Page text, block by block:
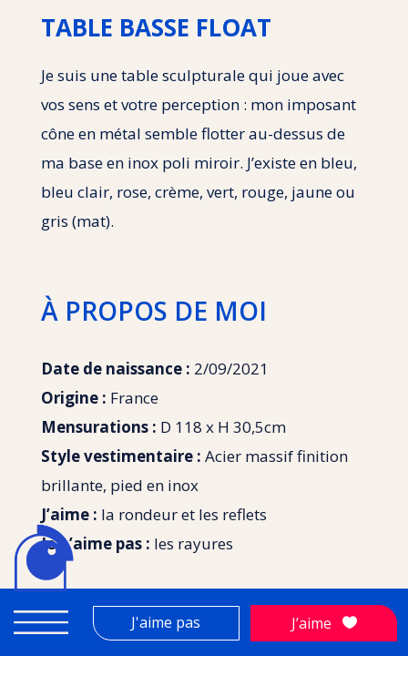
TABLE BASSE FLOAT
Je suis une table sculpturale qui joue avec
vos sens et votre perception : mon imposant
cône en métal semble flotter au-dessus de
ma base en inox poli miroir. J’existe en bleu,
bleu clair, rose, crème, vert, rouge, jaune ou
gris (mat).
À PROPOS DE MOI
Date de naissance : 2/09/2021
Origine : France
Mensurations : D 118 x H 30,5cm
Style vestimentaire : Acier massif finition
brillante, pied en inox
J’aime : la rondeur et les reflets
Je n’aime pas : les rayures
J'aime pas J’aime 